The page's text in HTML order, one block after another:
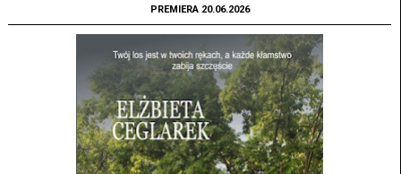
PREMIERA 20.06.2026